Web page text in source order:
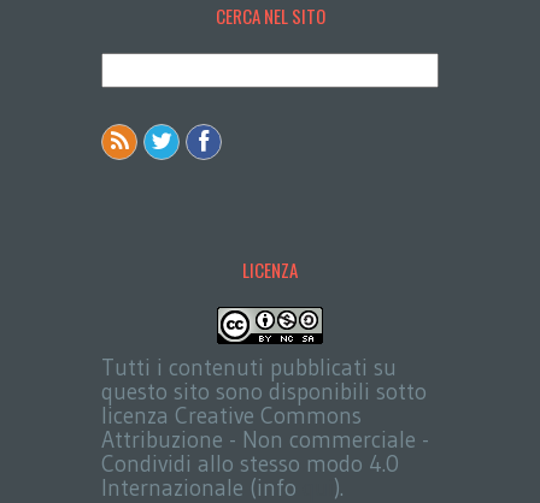
CERCA NEL SITO
LICENZA
Tutti i contenuti pubblicati su
questo sito sono disponibili sotto
licenza Creative Commons
Attribuzione - Non commerciale -
Condividi allo stesso modo 4.0
Internazionale (info
).